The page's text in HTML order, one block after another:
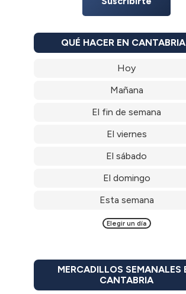
QUÉ HACER EN
Hoy
Mañana
El fin de semana
El viernes
El sábado
El domingo
Esta semana
Elegir un día
MERCADILLOS SEMANALES
CANTABRIA